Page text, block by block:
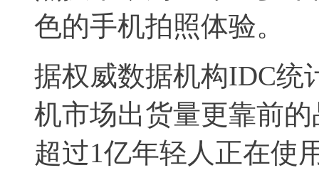
色的手机拍照体验。
据权威数据机构IDC统
机市场出货量更靠前
超过1亿年轻人正在使